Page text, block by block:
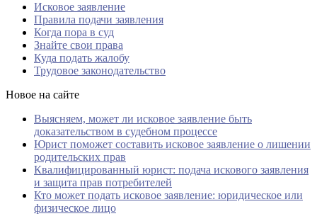
Исковое заявление
Правила подачи заявления
Когда пора в суд
Знайте свои права
Куда подать жалобу
Трудовое законодательство
Новое на сайте
Выясняем, может ли исковое заявление быть
доказательством в судебном процессе
Юрист поможет составить исковое заявление о лишении
родительских прав
Квалифицированный юрист: подача искового заявления
и защита прав потребителей
Кто может подать исковое заявление: юридическое или
физическое лицо